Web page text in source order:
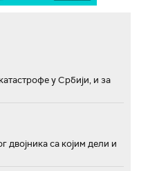
у Србији, и за
двојника са којим дели и